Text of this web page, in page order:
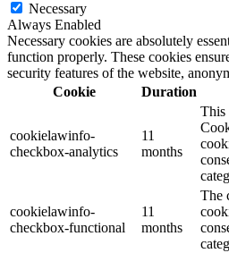
Necessary
Always Enabled
Necessary cookies are absolutely
function properly. These cookies
security features of the website,
Cookie
Duration
cookielawinfo-
checkbox-analytics
11
months
This
cookielawinfo-
checkbox-functional
11
months
The